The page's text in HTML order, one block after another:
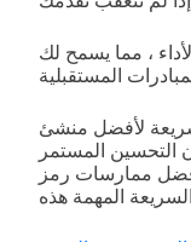
، مما يسمح لك
لأفضل منشئ
التحسين المستمر
أفضل ممارسات رمز